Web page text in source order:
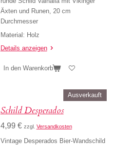
Äxten und Runen, 20 cm
Durchmesser
Material : Holz
Details anzeigen
In den Warenkorb
Ausverkauft
Schild Desperados
4,99 € zzgl. Versandkosten
Vintage Desperados Bier-Wandschild